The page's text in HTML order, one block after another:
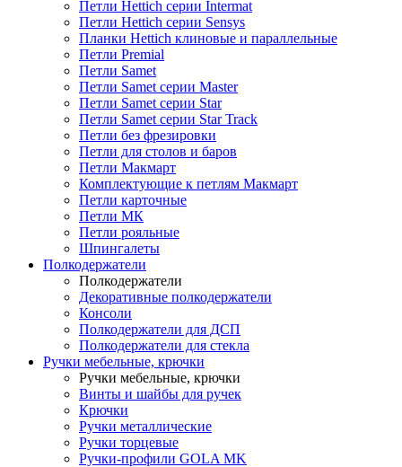
Петли Hettich серии Intermat
Петли Hettich серии Sensys
Планки Hettich клиновые и параллельные
Петли Premial
Петли Samet
Петли Samet серии Master
Петли Samet серии Star
Петли Samet серии Star Track
Петли без фрезировки
Петли для столов и баров
Петли Макмарт
Комплектующие к петлям Макмарт
Петли карточные
Петли МК
Петли рояльные
Шпингалеты
Полкодержатели
Полкодержатели
Декоративные полкодержатели
Консоли
Полкодержатели для ДСП
Полкодержатели для стекла
Ручки мебельные, крючки
Ручки мебельные, крючки
Винты и шайбы для ручек
Крючки
Ручки металлические
Ручки торцевые
Ручки-профили GOLA MK